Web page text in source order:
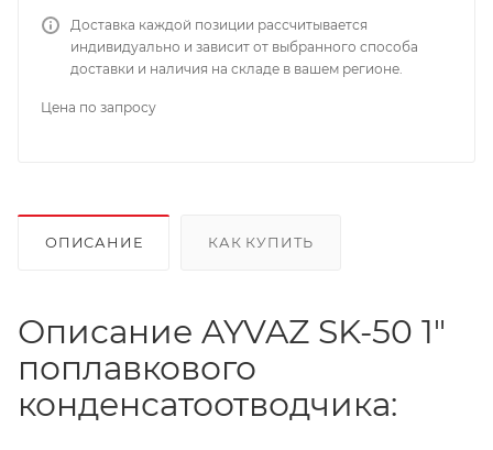
Доставка каждой позиции рассчитывается
индивидуально и зависит от выбранного способа
доставки и наличия на складе в вашем регионе.
Цена по запросу
ОПИСАНИЕ КАК КУПИТЬ
Описание AYVAZ SK-50 1"
поплавкового
конденсатоотводчика: